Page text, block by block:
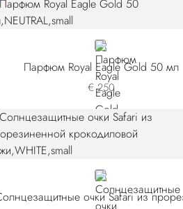
NEUTRAL
Парфюм Royal Eagle Gold 50 мл
€ 250
WHITE